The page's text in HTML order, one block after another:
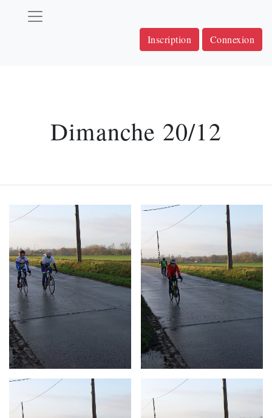
Inscription Connexion
Dimanche 20/12